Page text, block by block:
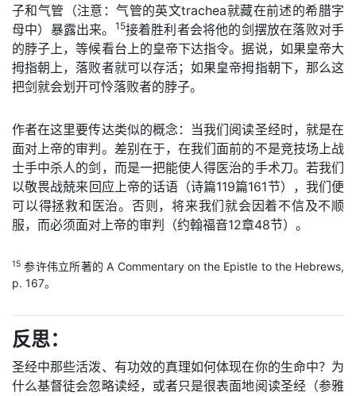
子和气管（注意：气管的英文trachea就藏在前述的希腊字
母中）暴露出来。
15接着胜利者会将他的剑摆放在落败对手
的脖子上，等候看台上的皇帝下达指令。据说，如果皇帝大
拇指朝上，落败者就可以存活；如果皇帝拇指朝下，那么这
把剑就会划开可怜落败者的脖子。
作者在这里要传达类似的概念：当我们阅读圣经时，就是在
面对上帝的审判。差别在于，在我们面前的不是竞技场上战
士手中杀人的剑，而是一把能使人得医治的手术刀。若我们
以敬畏战兢来回应上帝的话语（诗篇119篇161节），我们便
可以得拯救和医治。否则，将来我们就会因着不信及不顺
服，而必须面对上帝的审判（约翰福音12章48节）。
15 参许伟立所著的 A Commentary on the Epistle to the Hebrews,
p. 167。
反思：
圣经中那些活泼、有功效的真理如何体现在你的生命中？为
什么基督徒会忽略读经，或者只是很表面地阅读圣经（参雅